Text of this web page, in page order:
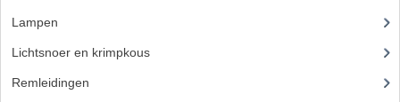
Lampen
Lichtsnoer en krimpkous
Remleidingen